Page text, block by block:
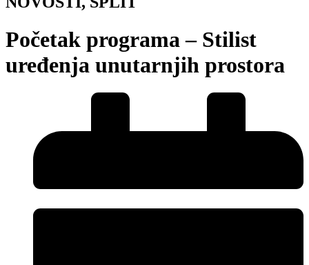
Početak programa – Stilist
uređenja unutarnjih prostora